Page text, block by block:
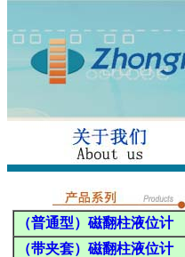
（普通型）磁翻柱液位计
（带夹套）磁翻柱液位计